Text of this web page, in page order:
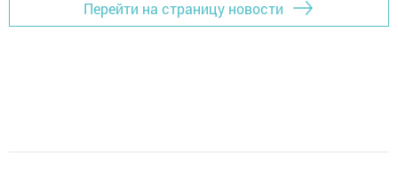
Перейти на страницу новости